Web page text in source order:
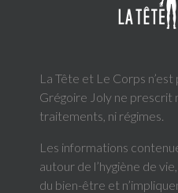
La Tête et Le Corps n’est
Grégoire Joly ne prescrit
traitements, ni régimes.
Les informations
autour de l’hygiène de
du bien-être et